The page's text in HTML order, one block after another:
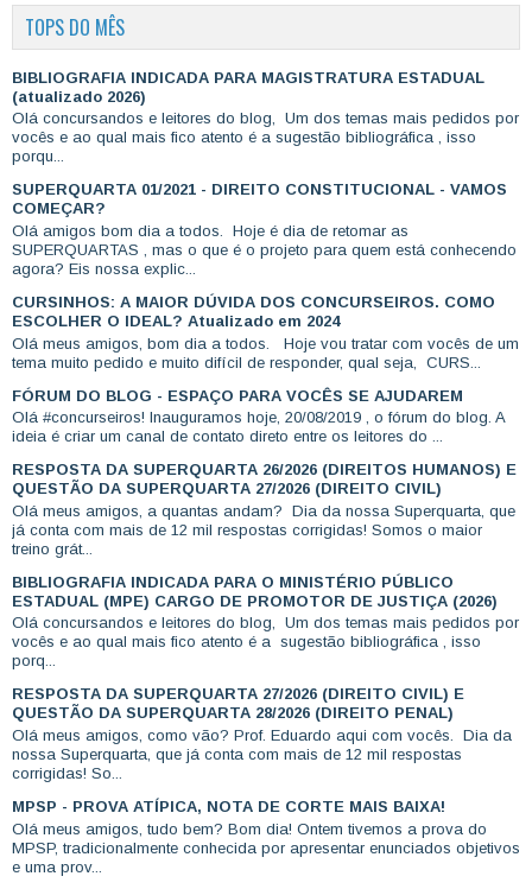
TOPS DO MÊS
BIBLIOGRAFIA INDICADA PARA MAGISTRATURA ESTADUAL
(atualizado 2026)
Olá concursandos e leitores do blog, Um dos temas mais pedidos por
vocês e ao qual mais fico atento é a sugestão bibliográfica , isso
porqu...
SUPERQUARTA 01/2021 - DIREITO CONSTITUCIONAL - VAMOS
COMEÇAR?
Olá amigos bom dia a todos. Hoje é dia de retomar as
SUPERQUARTAS , mas o que é o projeto para quem está conhecendo
agora? Eis nossa explic...
CURSINHOS: A MAIOR DÚVIDA DOS CONCURSEIROS. COMO
ESCOLHER O IDEAL? Atualizado em 2024
Olá meus amigos, bom dia a todos. Hoje vou tratar com vocês de um
tema muito pedido e muito difícil de responder, qual seja, CURS...
FÓRUM DO BLOG - ESPAÇO PARA VOCÊS SE AJUDAREM
Olá #concurseiros! Inauguramos hoje, 20/08/2019 , o fórum do blog. A
ideia é criar um canal de contato direto entre os leitores do ...
RESPOSTA DA SUPERQUARTA 26/2026 (DIREITOS HUMANOS) E
QUESTÃO DA SUPERQUARTA 27/2026 (DIREITO CIVIL)
Olá meus amigos, a quantas andam? Dia da nossa Superquarta, que
já conta com mais de 12 mil respostas corrigidas! Somos o maior
treino grát...
BIBLIOGRAFIA INDICADA PARA O MINISTÉRIO PÚBLICO
ESTADUAL (MPE) CARGO DE PROMOTOR DE JUSTIÇA (2026)
Olá concursandos e leitores do blog, Um dos temas mais pedidos por
vocês e ao qual mais fico atento é a sugestão bibliográfica , isso
porq...
RESPOSTA DA SUPERQUARTA 27/2026 (DIREITO CIVIL) E
QUESTÃO DA SUPERQUARTA 28/2026 (DIREITO PENAL)
Olá meus amigos, como vão? Prof. Eduardo aqui com vocês. Dia da
nossa Superquarta, que já conta com mais de 12 mil respostas
corrigidas! So...
MPSP - PROVA ATÍPICA, NOTA DE CORTE MAIS BAIXA!
Olá meus amigos, tudo bem? Bom dia! Ontem tivemos a prova do
MPSP, tradicionalmente conhecida por apresentar enunciados objetivos
e uma prov...